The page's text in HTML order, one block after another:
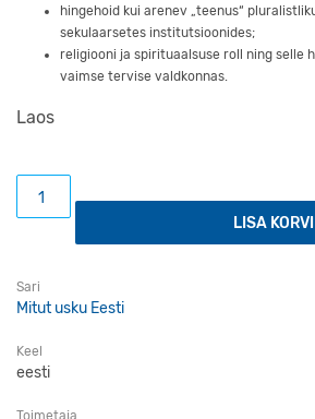
hingehoid kui arenev „teenus“
sekulaarsetes institutsioonides;
religiooni ja spirituaalsuse roll ning selle
vaimse tervise valdkonnas.
Laos
Mitut usku Eesti VI. Tervis kogus
LISA KORVI
Sari
Mitut usku Eesti
Keel
eesti
Toimetaja